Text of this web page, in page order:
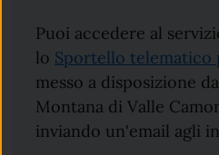
Puoi accedere al
lo Sportello telematico
messo a disposizione
Montana di Valle
inviando un'email agli